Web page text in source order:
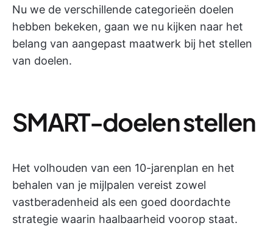
Nu we de verschillende categorieën doelen
hebben bekeken, gaan we nu kijken naar het
belang van aangepast maatwerk bij het stellen
van doelen.
SMART-doelen stellen
Het volhouden van een 10-jarenplan en het
behalen van je mijlpalen vereist zowel
vastberadenheid als een goed doordachte
strategie waarin haalbaarheid voorop staat.